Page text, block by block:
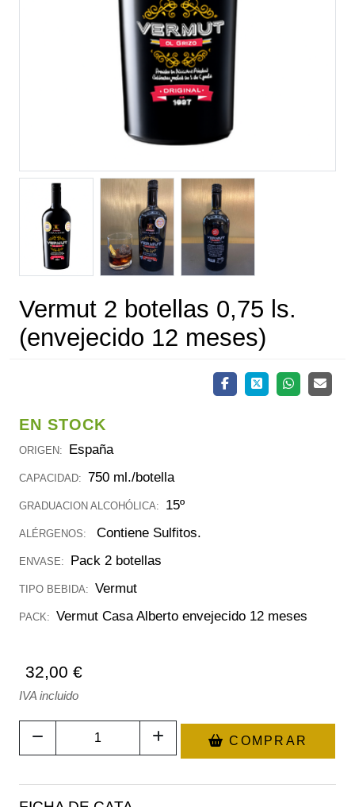
Vermut 2 botellas 0,75 ls.
(envejecido 12 meses)
EN STOCK
ORIGEN: España
CAPACIDAD: 750 ml./botella
GRADUACION ALCOHÓLICA: 15º
ALÉRGENOS: Contiene Sulfitos.
ENVASE: Pack 2 botellas
TIPO BEBIDA: Vermut
PACK: Vermut Casa Alberto envejecido 12 meses
32,00 €
IVA incluido
COMPRAR